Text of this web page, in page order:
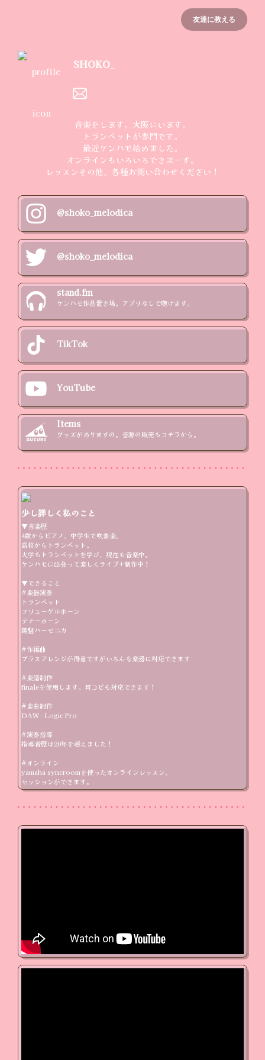
友達に教える
SHOKO_
音楽をします。大阪にいます。
トランペットが専門です。
最近ケンハモ始めました。
オンラインもいろいろできまーす。
レッスンその他、各種お問い合わせください！
@shoko_melodica
@shoko_melodica
stand.fm
ケンハモ作品置き場。アプリなしで聴けます。
TikTok
YouTube
Items
グッズがありますの。音源の販売もコチラから。
少し詳しく私のこと
▼音楽歴
4歳からピアノ、中学生で吹奏楽、
高校からトランペット。
大学もトランペットを学び、現在も音楽中。
ケンハモに出会って楽しくライブ+制作中！
▼できること
#楽器演奏
トランペット
フリューゲルホーン
テナーホーン
鍵盤ハーモニカ
#作編曲
ブラスアレンジが得意ですがいろんな楽器に対応できます
#楽譜制作
finaleを使用します。耳コピも対応できます！
#楽曲制作
DAW - Logic Pro
#演奏指導
指導者歴は20年を越えました！
#オンライン
yamaha syncroomを使ったオンラインレッスン、
セッションができます。